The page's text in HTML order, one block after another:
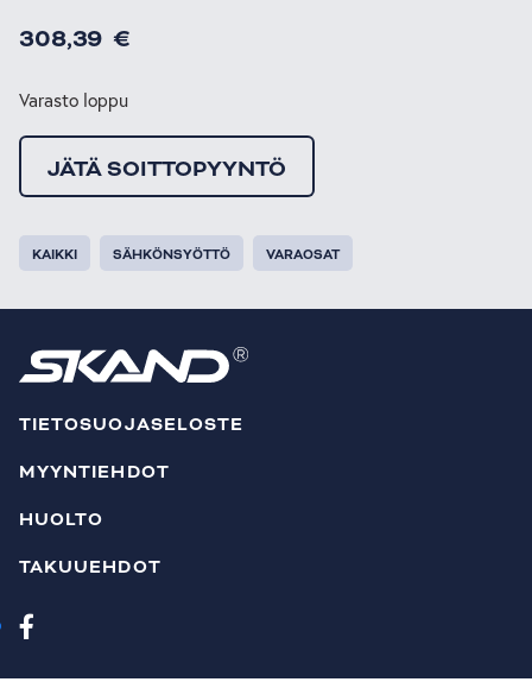
308,39 €
Varasto loppu
JÄTÄ SOITTOPYYNTÖ
KAIKKI SÄHKÖNSYÖTTÖ VARAOSAT
TIETOSUOJASELOSTE
MYYNTIEHDOT
HUOLTO
TAKUUEHDOT